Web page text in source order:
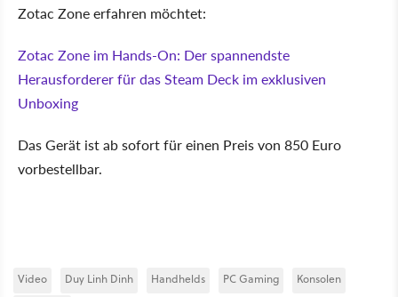
Zotac Zone erfahren möchtet:
Zotac Zone im Hands-On: Der spannendste
Herausforderer für das Steam Deck im exklusiven
Unboxing
Das Gerät ist ab sofort für einen Preis von 850 Euro
vorbestellbar.
Video Duy Linh Dinh Handhelds PC Gaming
Konsolen